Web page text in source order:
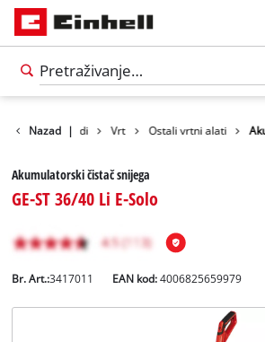
Nazad |
Proizvodi Vrt Ostali vrtni alati
Akumulatorski čistač snijega
GE-ST 36/40 Li E-Solo
Br. Art.:3417011 EAN kod:4006825659979